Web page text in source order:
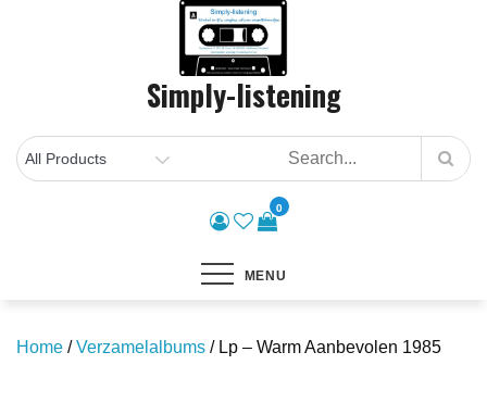
Simply-listening
0
MENU
Home /Verzamelalbums / Lp – Warm Aanbevolen 1985